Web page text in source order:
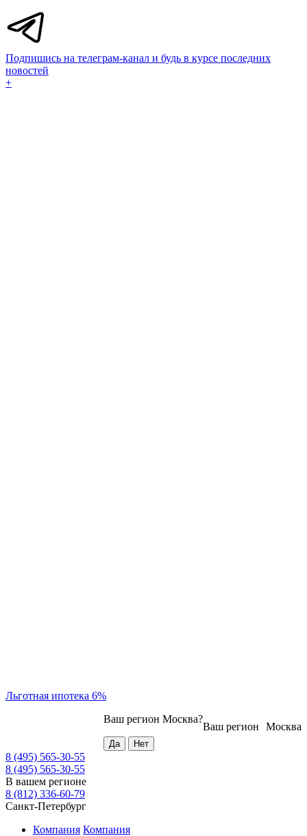
Подпишись на телеграм-канал и будь в курсе последних
новостей
+
Льготная ипотека 6%
Москва
Ваш регион
Ваш регион Москва?
8 (495) 565-30-55
8 (495) 565-30-55
В вашем регионе
8 (812) 336-60-79
Санкт-Петербург
Компания Компания